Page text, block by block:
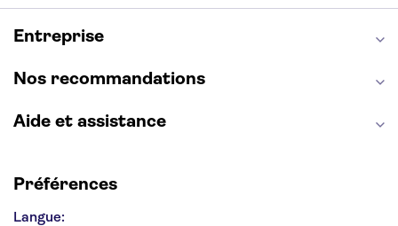
La Sagrada Familia
Musée d'Orsay
Statue de la Liberté
Cathédrale Notre Dame
Giverny
Opéra Garnier
Entreprise
Nos recommandations
Aide et assistance
Préférences
Langue: